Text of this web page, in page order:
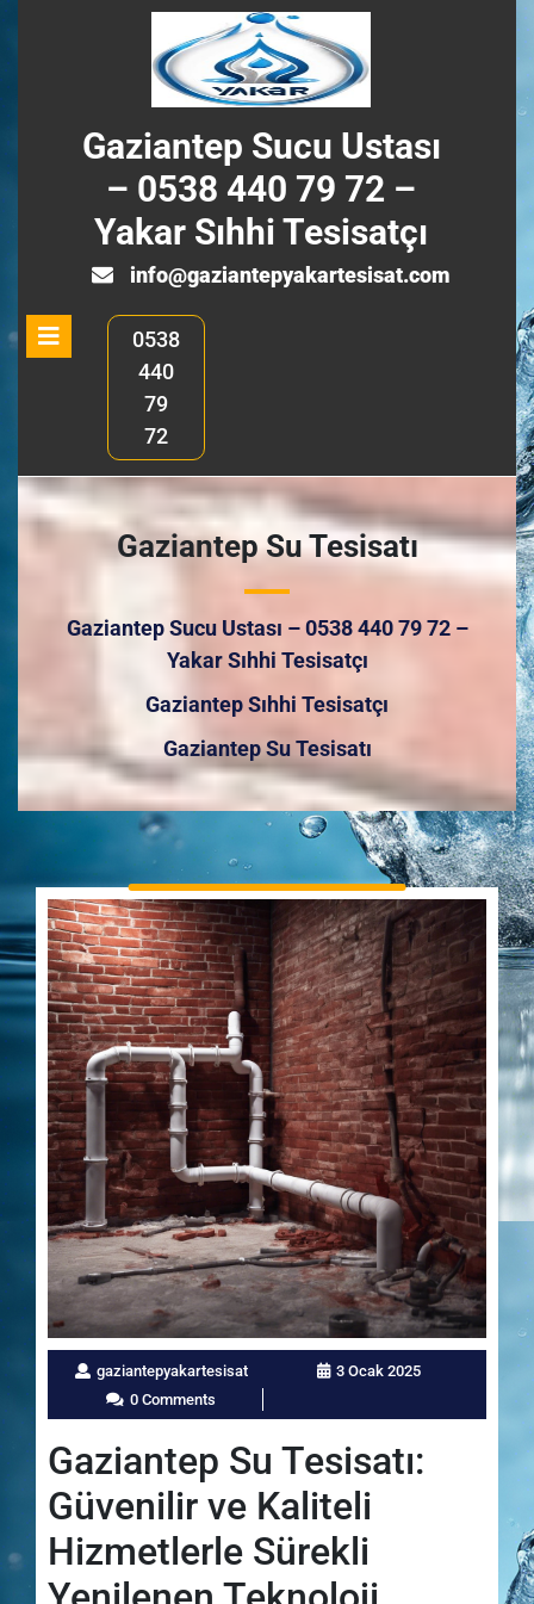
Gaziantep Sucu Ustası
– 0538 440 79 72 –
Yakar Sıhhi Tesisatçı
info@gaziantepyakartesisat.com
Open
0538
440
79
72
Gaziantep Su Tesisatı
Gaziantep Sucu Ustası – 0538 440 79 72 –
Yakar Sıhhi Tesisatçı
Gaziantep Sıhhi Tesisatçı
Gaziantep Su Tesisatı
gaziantepyakartesisat
3 Ocak 2025
0 Comments
Gaziantep Su Tesisatı:
Güvenilir ve Kaliteli
Hizmetlerle Sürekli